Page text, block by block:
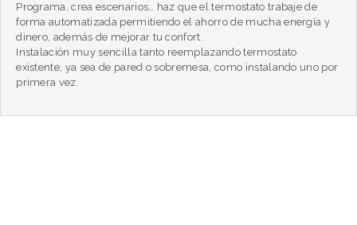
Programa, crea escenarios… haz que el termostato trabaje de
forma automatizada permitiendo el ahorro de mucha energía y
dinero, además de mejorar tu confort.
Instalación muy sencilla tanto reemplazando termostato
existente, ya sea de pared o sobremesa, como instalando uno por
primera vez.